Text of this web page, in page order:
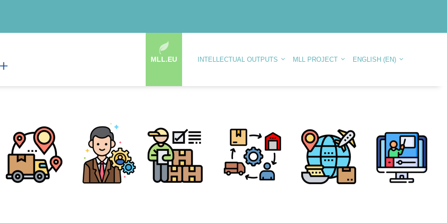
MLL.EU INTELLECTUAL OUTPUTS MLL PROJECT ENGLISH ‎(EN)‎